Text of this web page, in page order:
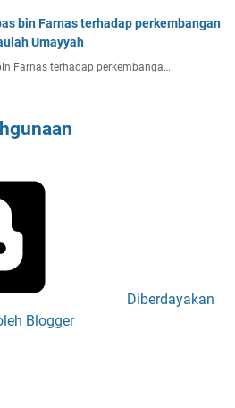
bin Farnas terhadap perkembangan
Umayyah
Farnas terhadap perkembanga…
Diberdayakan
Blogger